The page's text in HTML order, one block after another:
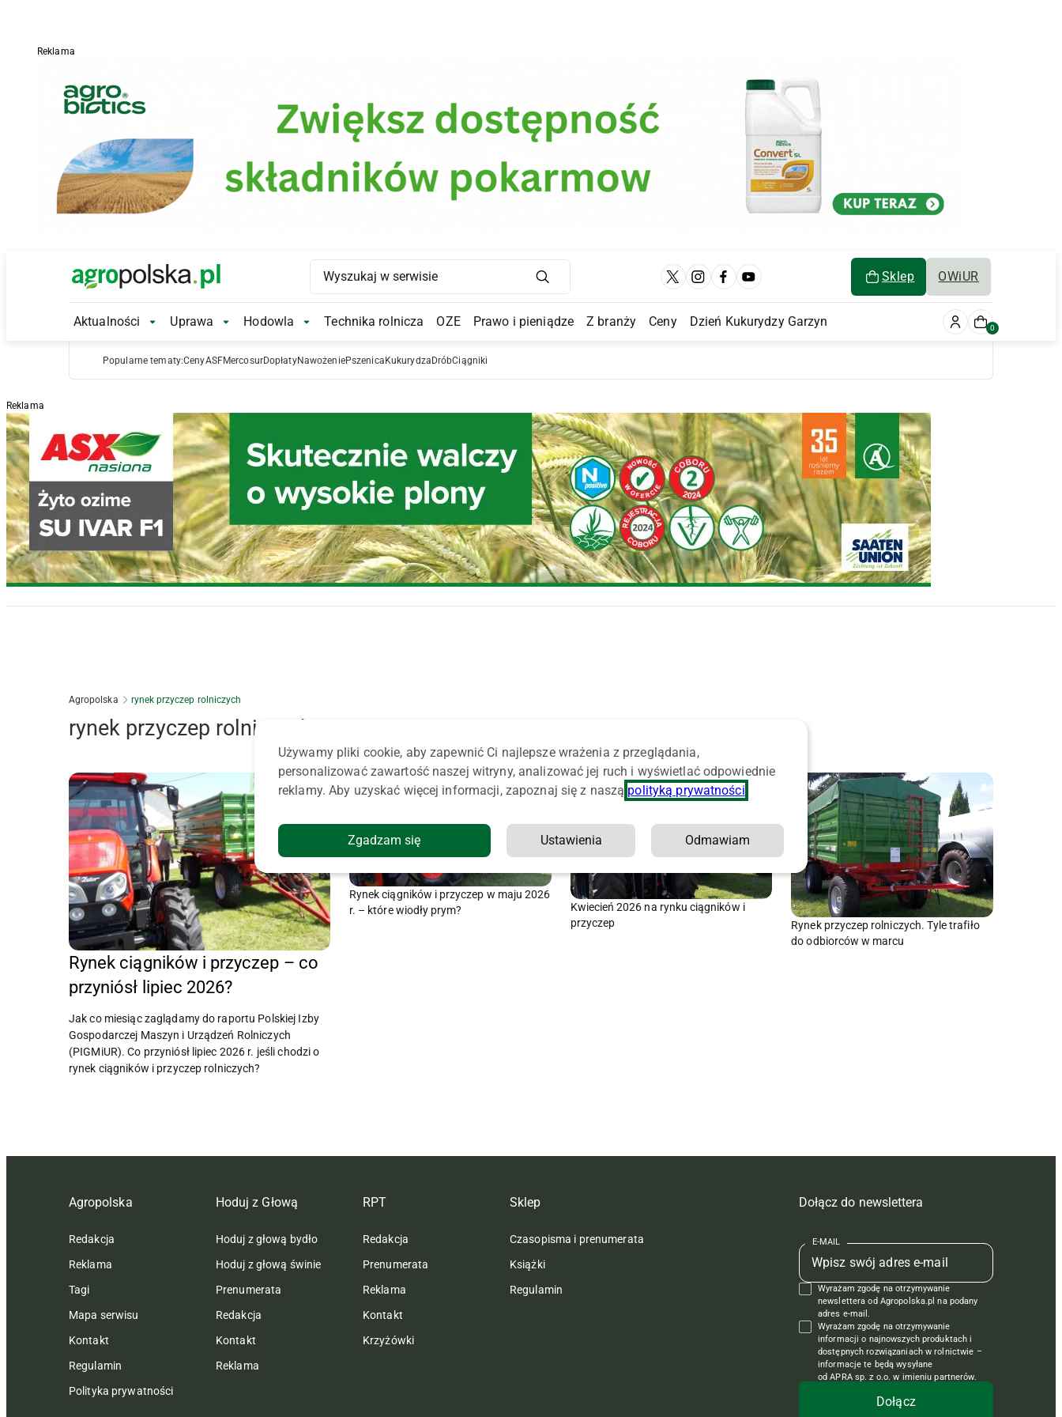
Reklama
Main Logo Sklep OWiUR
Main Navigation
Aktualności Aktualności Submenu
Uprawa Uprawa Submenu
Hodowla Hodowla Submenu
Technika rolnicza OZE Prawo i pieniądze Z branży Ceny Dzień Kukurydzy Garzyn 0
Popularne tematy:CenyASFMercosurDopłatyNawożeniePszenica Kukurydza DróbCiągniki
Reklama
Agropolska rynek przyczep rolniczych
rynek przyczep rolniczych
Rynek ciągników i przyczep – co
przyniósł lipiec 2026?
Jak co miesiąc zaglądamy do raportu Polskiej Izby
Gospodarczej Maszyn i Urządzeń Rolniczych
(PIGMiUR). Co przyniósł lipiec 2026 r. jeśli chodzi o
rynek ciągników i przyczep rolniczych?
Rynek ciągników i przyczep w maju 2026
r. – które wiodły prym?
Kwiecień 2026 na rynku ciągników i
przyczep
Rynek przyczep rolniczych. Tyle trafiło
do odbiorców w marcu
Agropolska
Redakcja
Reklama
Tagi
Mapa serwisu
Kontakt
Regulamin
Polityka prywatności
Hoduj z Głową
Hoduj z głową bydło
Hoduj z głową świnie
Prenumerata
Redakcja
Kontakt
Reklama
RPT
Redakcja
Prenumerata
Reklama
Kontakt
Krzyżówki
Sklep
Czasopisma i prenumerata
Książki
Regulamin
Dołącz do newslettera
E-MAIL
Wyrażam zgodę na otrzymywanie
newslettera od Agropolska.pl na podany
adres e-mail.
Wyrażam zgodę na otrzymywanie
informacji o najnowszych produktach i
dostępnych rozwiązaniach w rolnictwie –
informacje te będą wysyłane
od APRA sp. z o.o. w imieniu partnerów.
Używamy pliki cookie, aby zapewnić Ci najlepsze wrażenia z przeglądania,
personalizować zawartość naszej witryny, analizować jej ruch i wyświetlać odpowiednie
reklamy. Aby uzyskać więcej informacji, zapoznaj się z naszą polityką prywatności
Zgadzam się Ustawienia Odmawiam